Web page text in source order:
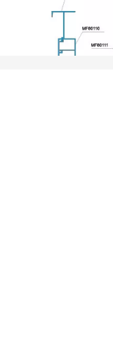
80系列 Series 80